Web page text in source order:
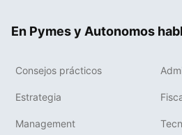
En Pymes y Autonomos
Consejos prácticos
Estrategia
Management